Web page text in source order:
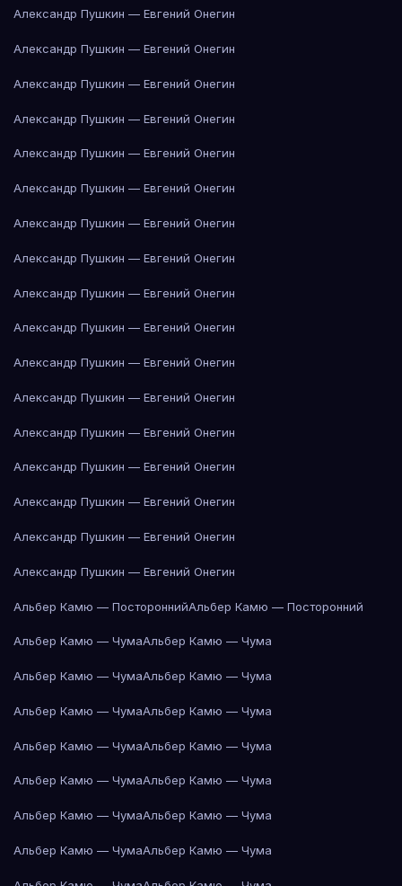
Александр Пушкин — Евгений Онегин
Александр Пушкин — Евгений Онегин
Александр Пушкин — Евгений Онегин
Александр Пушкин — Евгений Онегин
Александр Пушкин — Евгений Онегин
Александр Пушкин — Евгений Онегин
Александр Пушкин — Евгений Онегин
Александр Пушкин — Евгений Онегин
Александр Пушкин — Евгений Онегин
Александр Пушкин — Евгений Онегин
Александр Пушкин — Евгений Онегин
Александр Пушкин — Евгений Онегин
Александр Пушкин — Евгений Онегин
Александр Пушкин — Евгений Онегин
Александр Пушкин — Евгений Онегин
Александр Пушкин — Евгений Онегин
Александр Пушкин — Евгений Онегин
Альбер Камю — ПостороннийАльбер Камю — Посторонний
Альбер Камю — ЧумаАльбер Камю — Чума
Альбер Камю — ЧумаАльбер Камю — Чума
Альбер Камю — ЧумаАльбер Камю — Чума
Альбер Камю — ЧумаАльбер Камю — Чума
Альбер Камю — ЧумаАльбер Камю — Чума
Альбер Камю — ЧумаАльбер Камю — Чума
Альбер Камю — ЧумаАльбер Камю — Чума